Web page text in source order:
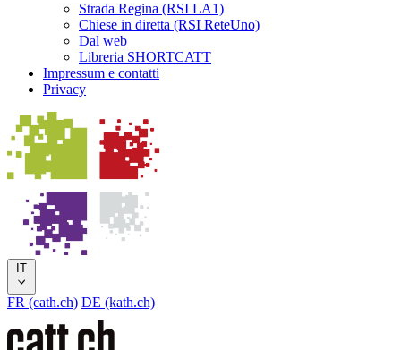
Strada Regina (RSI LA1)
Chiese in diretta (RSI ReteUno)
Dal web
Libreria SHORTCATT
Impressum e contatti
Privacy
IT
FR (cath.ch) DE (kath.ch)